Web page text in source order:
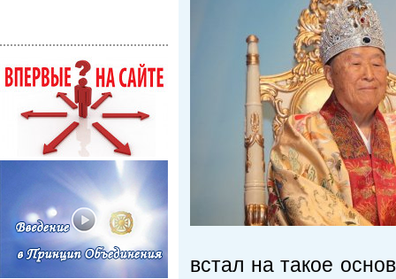
встал на такое